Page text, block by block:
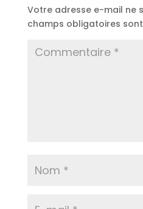
Votre adresse e-mail ne
champs obligatoires